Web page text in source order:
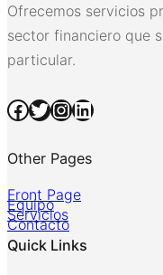
Ofrecemos servicios
sector financiero que
particular.
Facebook Twitter InstagramLinkedIn
Other Pages
Front Page
Equipo
Servicios
Contacto
Quick Links